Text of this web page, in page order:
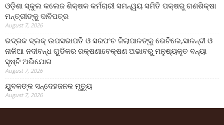
ଓଡ଼ିଶା ସ୍କୁଲ କଲେଜ ଶିକ୍ଷକ କର୍ମଚାରୀ ସମନ୍ୱୟ ସମିତି ପକ୍ଷରୁ ଗଣଶିକ୍ଷା
ମନ୍ତ୍ରୀଙ୍କୁ ଦାବିପତ୍ର
August 7, 2026
ଭଦ୍ରକ ବ୍ଲକ୍ ଉପସଭାପତି ଓ ସରପଂଚ ଜିଲାପାଳଙ୍କୁ ଭେଟିଲେ,ସାଳନ୍ଦୀ ଓ
ନାଳିଆ ନଦୀବନ୍ଧ ଗୁଡିକର ରକ୍ଷଣାବେକ୍ଷଣ ଅଭାବରୁ ମନୁଷ୍ୟକୃତ ବନ୍ୟା
ସୃଷ୍ଟି ଅଭିଯୋଗ
August 7, 2026
ଯୁବକଙ୍କ ସନ୍ଦେହଜନକ ମୃତ୍ୟୁ
August 7, 2026